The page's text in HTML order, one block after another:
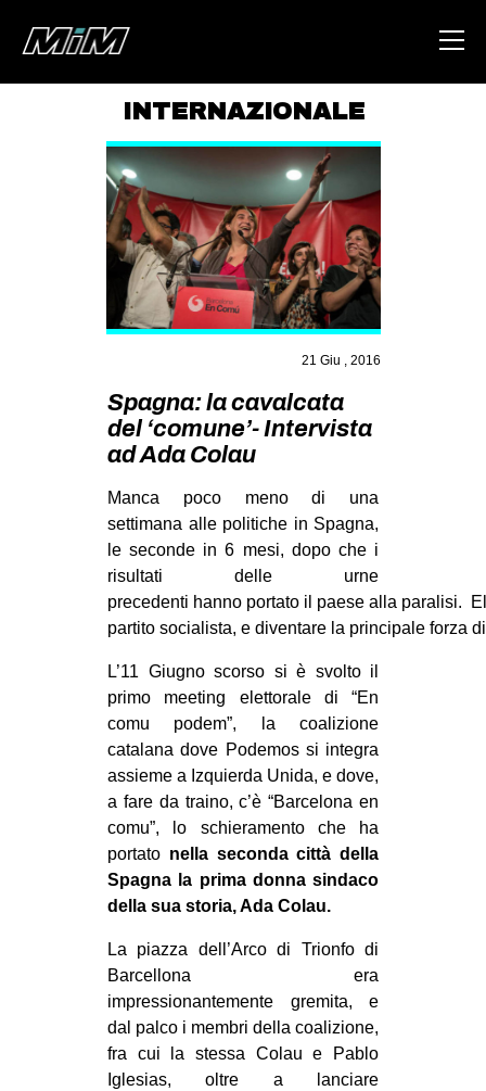
AREA
DEGENERAZIONE
GAZA FREESTYLE
STUDENTI TSUNAMI
ZAM
MILANO
MOBILITAZIONI
SPAZI
SPORT POPOLARE
AMBIENTE
ANTIFASCISMO
DIRITTO ALL’ABITARE
GENERI
MIGRAZIONI
PRECARIATO
REPRESSIONE
STUDENTI
CULTURE
ARTE
INTERNAZIONALE
21 Giu , 2016
Spagna: la cavalcata
del ‘comune’- Intervista
ad Ada Colau
Manca poco meno di una
settimana alle politiche in Spagna,
le seconde in 6 mesi, dopo che i
risultati delle urne
precedenti hanno portato il paese alla paralisi.
partito socialista, e diventare la principale forza
L’11 Giugno scorso si è svolto il
primo meeting elettorale di “En
comu podem”, la coalizione
catalana dove Podemos si integra
assieme a Izquierda Unida, e dove,
a fare da traino, c’è “Barcelona en
comu”, lo schieramento che ha
portato nella seconda città della
Spagna la prima donna sindaco
della sua storia, Ada Colau.
La piazza dell’Arco di Trionfo di
Barcellona era
impressionantemente gremita, e
dal palco i membri della coalizione,
fra cui la stessa Colau e Pablo
Iglesias, oltre a lanciare